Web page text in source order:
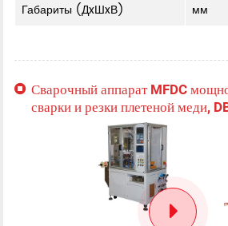
Габариты (ДxШxВ)
мм
Сварочный аппарат MFDC
сварки и резки плетеной меди,